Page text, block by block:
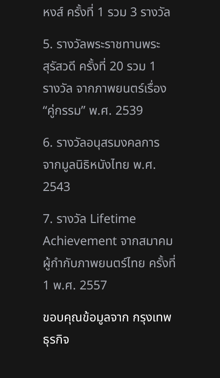
หงส์ ครั้งที่ 1 รวม 3 รางวัล
5. รางวัลพระราชทานพระ
สุรัสวดี ครั้งที่ 20 รวม 1
รางวัล จากภาพยนตร์เรื่อง
“คู่กรรม” พ.ศ. 2539
6. รางวัลอนุสรมงคลการ
จากมูลนิธิหนังไทย พ.ศ.
2543
7. รางวัล Lifetime
Achievement จากสมาคม
ผู้กํากับภาพยนตร์ไทย ครั้งที่
1 พ.ศ. 2557
ขอบคุณข้อมูลจาก กรุงเทพ
ธุรกิจ